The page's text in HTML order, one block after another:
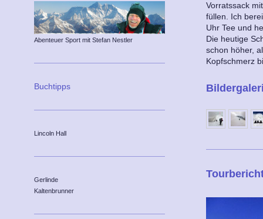
Vorratssack
füllen. Ich
Uhr Tee und
Die heutige
schon höher,
Kopfschmerz
Abenteuer Sport mit Stefan Nestler
Buchtipps
Lincoln Hall
Gerlinde
Kaltenbrunner